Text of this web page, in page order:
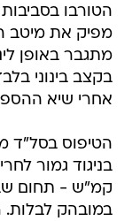
מפיק את מיטב
מתגבר באופן
בקצב בינוני
אחרי שיא ההספק,
הטיפוס בסל"ד
קמ"ש - תחום
במובהק לבלות.